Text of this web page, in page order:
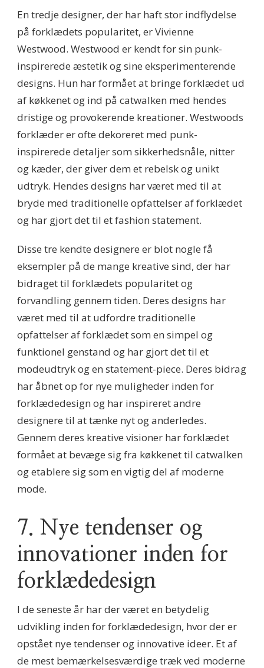
En tredje designer, der har haft stor indflydelse
på forklædets popularitet, er Vivienne
Westwood. Westwood er kendt for sin punk-
inspirerede æstetik og sine eksperimenterende
designs. Hun har formået at bringe forklædet ud
af køkkenet og ind på catwalken med hendes
dristige og provokerende kreationer. Westwoods
forklæder er ofte dekoreret med punk-
inspirerede detaljer som sikkerhedsnåle, nitter
og kæder, der giver dem et rebelsk og unikt
udtryk. Hendes designs har været med til at
bryde med traditionelle opfattelser af forklædet
og har gjort det til et fashion statement.
Disse tre kendte designere er blot nogle få
eksempler på de mange kreative sind, der har
bidraget til forklædets popularitet og
forvandling gennem tiden. Deres designs har
været med til at udfordre traditionelle
opfattelser af forklædet som en simpel og
funktionel genstand og har gjort det til et
modeudtryk og en statement-piece. Deres bidrag
har åbnet op for nye muligheder inden for
forklædedesign og har inspireret andre
designere til at tænke nyt og anderledes.
Gennem deres kreative visioner har forklædet
formået at bevæge sig fra køkkenet til catwalken
og etablere sig som en vigtig del af moderne
mode.
7. Nye tendenser og
innovationer inden for
forklædedesign
I de seneste år har der været en betydelig
udvikling inden for forklædedesign, hvor der er
opstået nye tendenser og innovative ideer. Et af
de mest bemærkelsesværdige træk ved moderne